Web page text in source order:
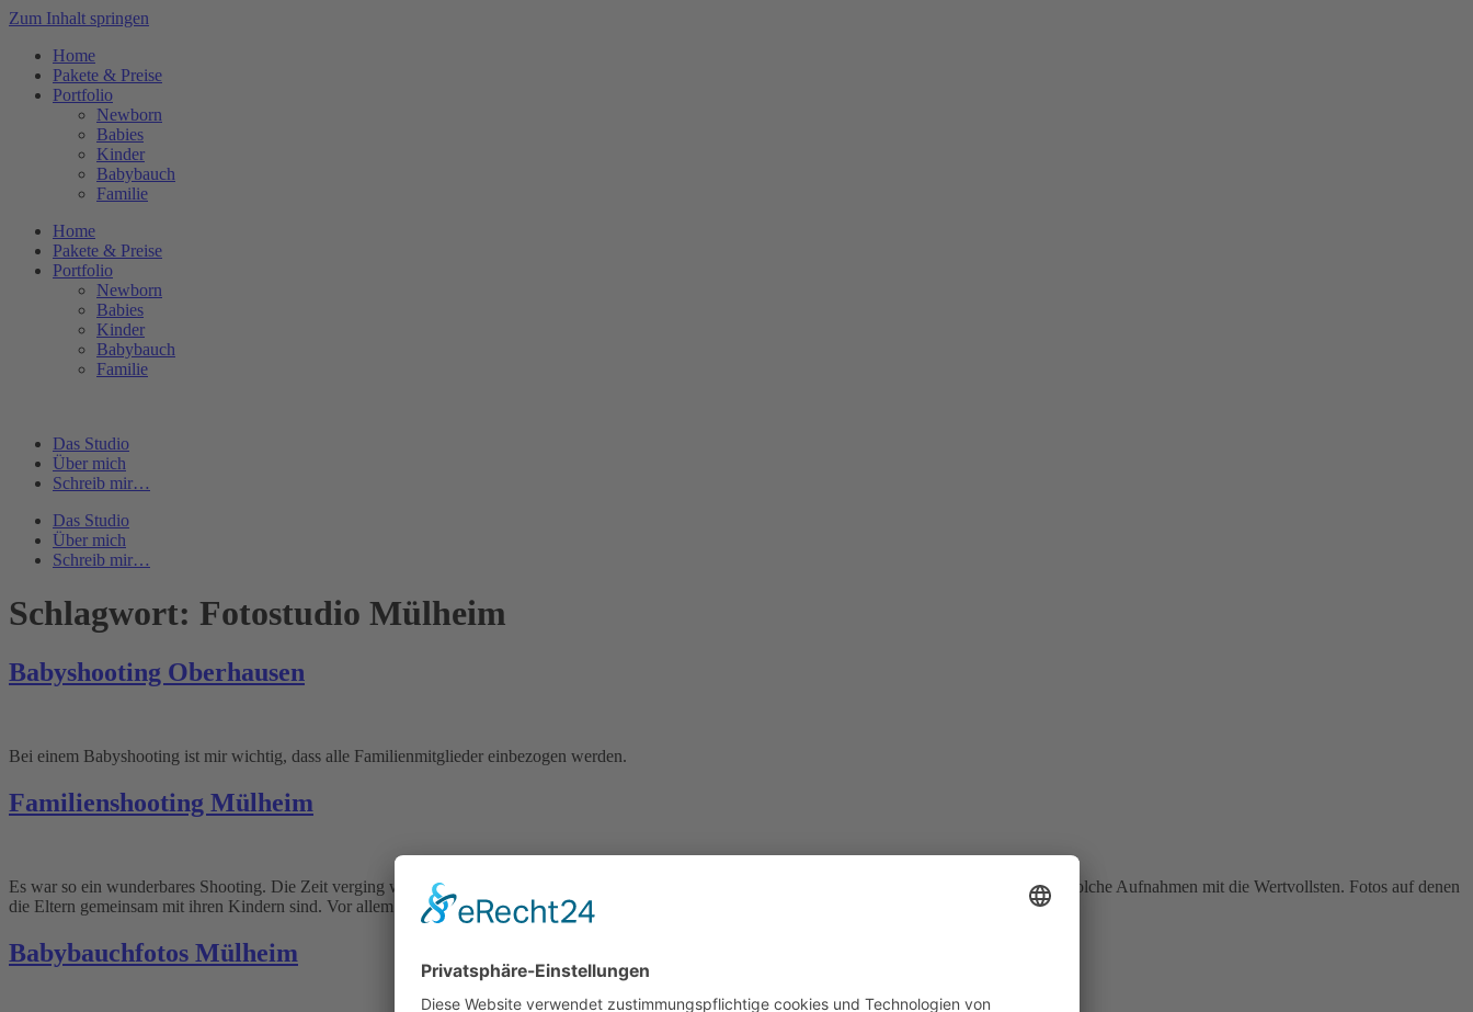
Zum Inhalt springen
Home
Pakete & Preise
Portfolio
Newborn
Babies
Kinder
Babybauch
Familie
Home
Pakete & Preise
Portfolio
Newborn
Babies
Kinder
Babybauch
Familie
Das Studio
Über mich
Schreib mir…
Das Studio
Über mich
Schreib mir…
Schlagwort: Fotostudio Mülheim
Babyshooting Oberhausen
Bei einem Babyshooting ist mir wichtig, dass alle Familienmitglieder einbezogen werden.
Familienshooting Mülheim
Es war so ein wunderbares Shooting. Die Zeit verging wie im Flug und wir haben so viele schöne Momente einfangen können. Für mich persönlich sind solche Aufnahmen mit die Wertvollsten. Fotos auf denen
die Eltern gemeinsam mit ihren Kindern sind. Vor allem die Mama! Mamas sind kaum auf den Familienschnappschüssen verteten weil sie meistens die […]
Babybauchfotos Mülheim